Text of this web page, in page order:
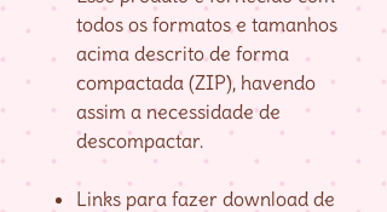
todos os formatos e tamanhos
acima descrito de forma
compactada (ZIP), havendo
assim a necessidade de
descompactar.
Links para fazer download de